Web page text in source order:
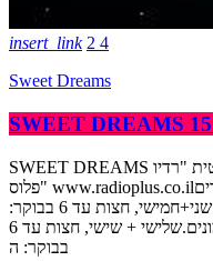
insert_link 2 4
Sweet Dreams
SWEET DREAMS
SWEET DREAMS היא רצועה לילית בתחנת הרדיו האינטרנטית "רדיו
פלוס" www.radioplus.co.ilראשון + רביעי, חצות עד 6 בבוקר: השירים
השקטים הגדולים משנות השבעים.שני+חמישי, חצות עד 6 בבוקר:
השירים השקטים הגדולים משנות השמונים.שלישי + שישי, חצות עד 6
בבוקר: ה